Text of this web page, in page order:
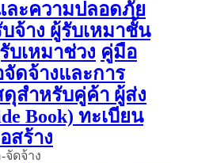
ละความปลอดภัย
จ้าง ผู้รับเหมาชั้น
บเหมาช่วง คู่มือ
ดจ้างและการ
สำหรับคู่ค้า ผู้ส่ง
Book) ทะเบียน
สร้าง
จัดจ้าง